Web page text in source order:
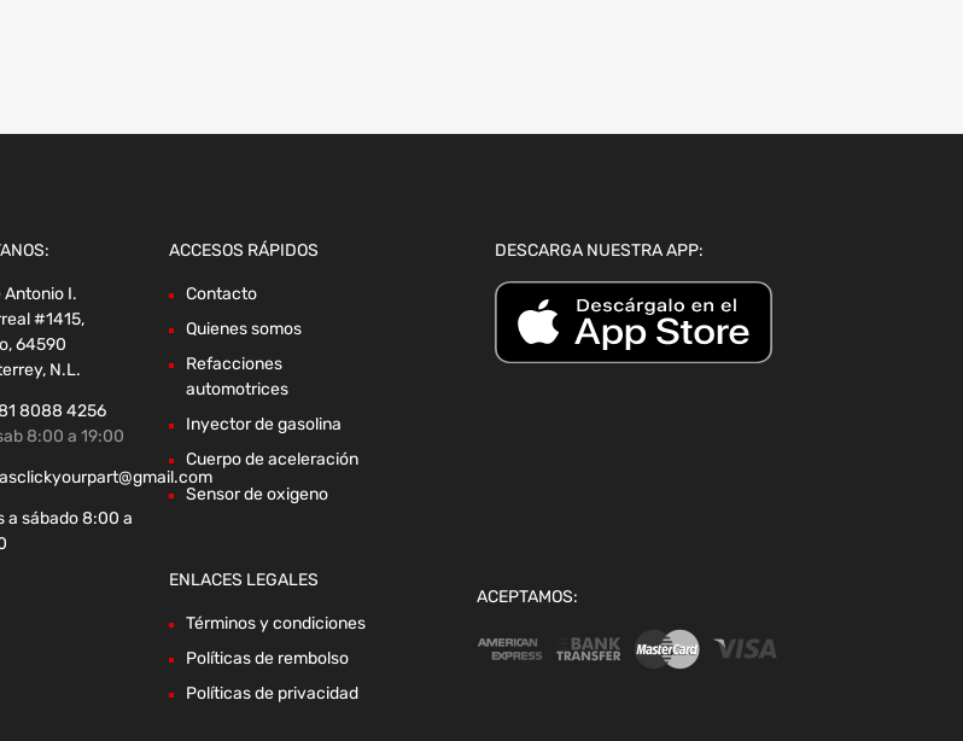
Antonio I.
#1415,
64590
N.L.
8088 4256
8:00 a 19:00
a sábado 8:00 a
ACCESOS RÁPIDOS
Contacto
Quienes somos
Refacciones
automotrices
Inyector de gasolina
Cuerpo de aceleración
Sensor de oxigeno
ENLACES LEGALES
Términos y condiciones
Políticas de rembolso
Políticas de privacidad
DESCARGA NUESTRA APP:
ACEPTAMOS: